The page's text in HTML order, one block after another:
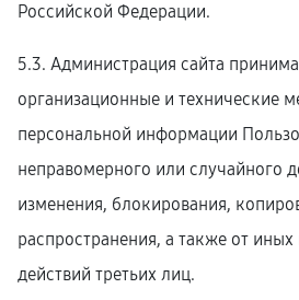
Российской Федерации.
5.3. Администрация сайта
организационные и технические
персональной информации
неправомерного или случайного
изменения, блокирования,
распространения, а также от
действий третьих лиц.